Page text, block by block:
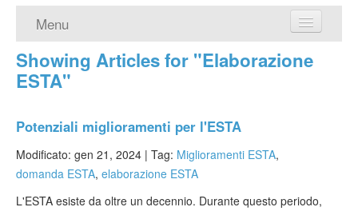
Menu
Home
Che cos'è l'ESTA?
Viaggio senza Visto
Verificare ESTA
Showing Articles for "Elaborazione
ESTA"
Potenziali miglioramenti per l'ESTA
Modificato: gen 21, 2024 | Tag: Miglioramenti ESTA,
domanda ESTA, elaborazione ESTA
L'ESTA esiste da oltre un decennio. Durante questo periodo,